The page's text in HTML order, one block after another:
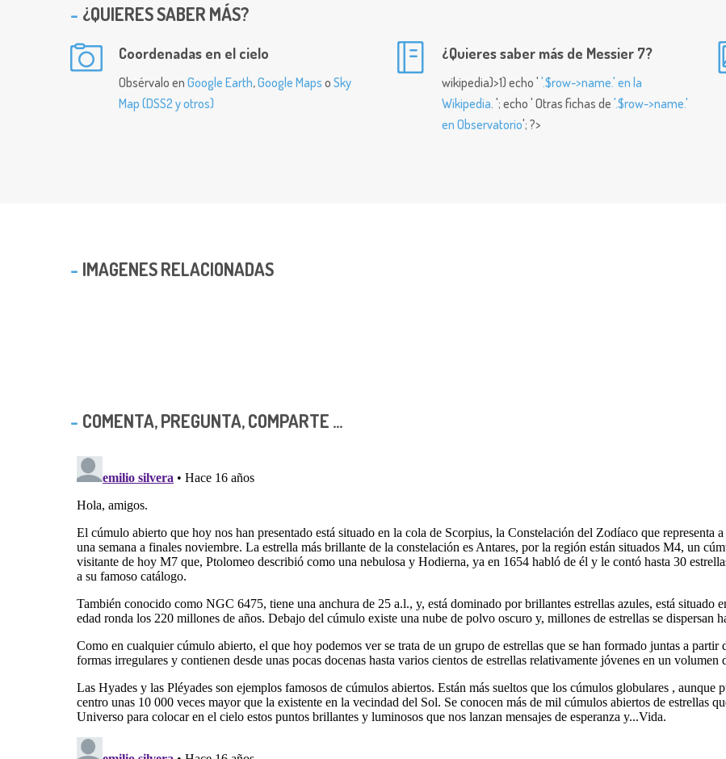
¿QUIERES SABER MÁS?
Coordenadas en el cielo
Obsérvalo en Google Earth,Google Maps o Sky
Map (DSS2 y otros)
¿Quieres saber más de Messier 7?
wikipedia)>1) echo ' '.$row->name.' en la
Wikipedia. '; echo ' Otras fichas de '.$row->name.'
en Observatorio'; ?>
IMAGENES RELACIONADAS
COMENTA, PREGUNTA, COMPARTE ...